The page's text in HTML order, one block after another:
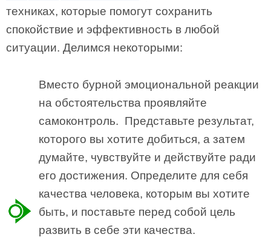
техниках, которые помогут сохранить
спокойствие и эффективность в любой
ситуации. Делимся некоторыми:
Вместо бурной эмоциональной реакции
на обстоятельства проявляйте
самоконтроль. Представьте результат,
которого вы хотите добиться, а затем
думайте, чувствуйте и действуйте ради
его достижения. Определите для себя
качества человека, которым вы хотите
быть, и поставьте перед собой цель
развить в себе эти качества.